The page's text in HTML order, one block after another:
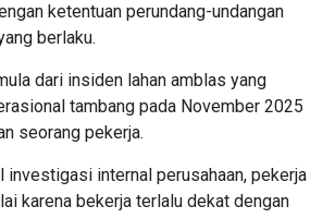
ketentuan perundang-undangan
berlaku.
dari insiden lahan amblas yang
tambang pada November 2025
seorang pekerja.
investigasi internal perusahaan, pekerja
karena bekerja terlalu dekat dengan